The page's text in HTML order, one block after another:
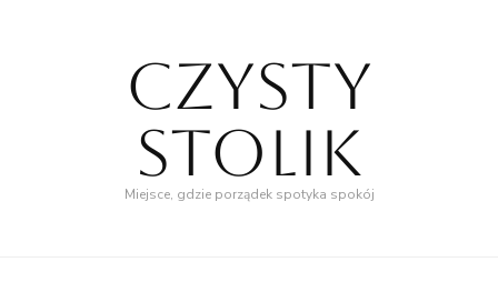
Czysty
Stolik
Miejsce, gdzie porządek spotyka spokój